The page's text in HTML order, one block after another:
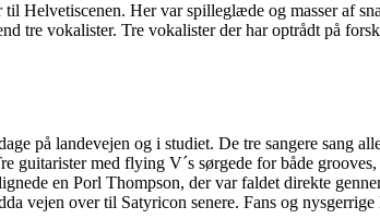
Helvetiscenen. Her var spilleglæde og masser af
tre vokalister. Tre vokalister der har optrådt på
på landevejen og i studiet. De tre sangere sang
guitarister med flying V´s sørgede for både
en Porl Thompson, der var faldet direkte
vejen over til Satyricon senere. Fans og